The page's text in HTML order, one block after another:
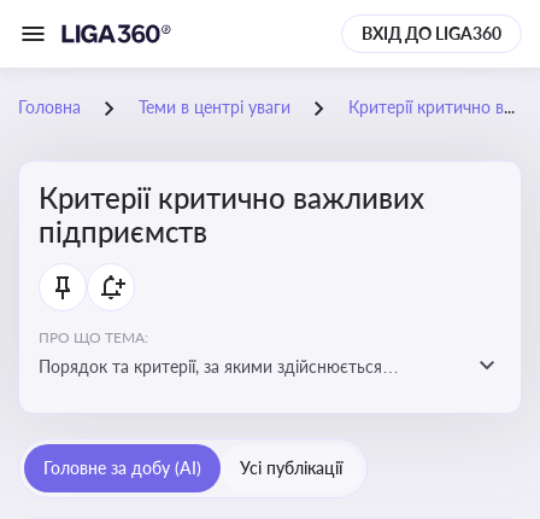
ВХІД ДО LIGA360
Головна Теми в центрі уваги Критерії критично важливих підприємств
Критерії критично важливих
підприємств
ПРО ЩО ТЕМА:
Порядок та критерії, за якими здійснюється
Головне за добу (AI) Усі публікації